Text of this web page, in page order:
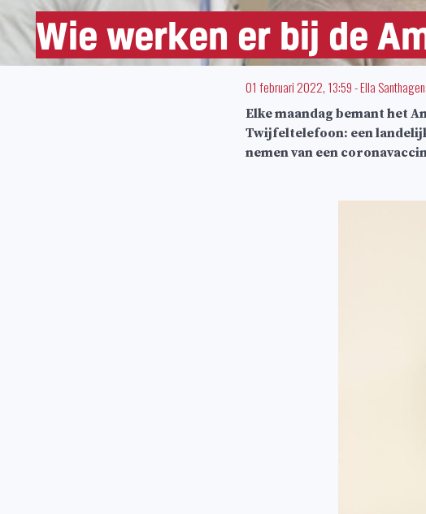
Wie werken er bij de
01 februari 2022, 13:59-Ella
Elke maandag bemant het
Twijfeltelefoon: een
nemen van een